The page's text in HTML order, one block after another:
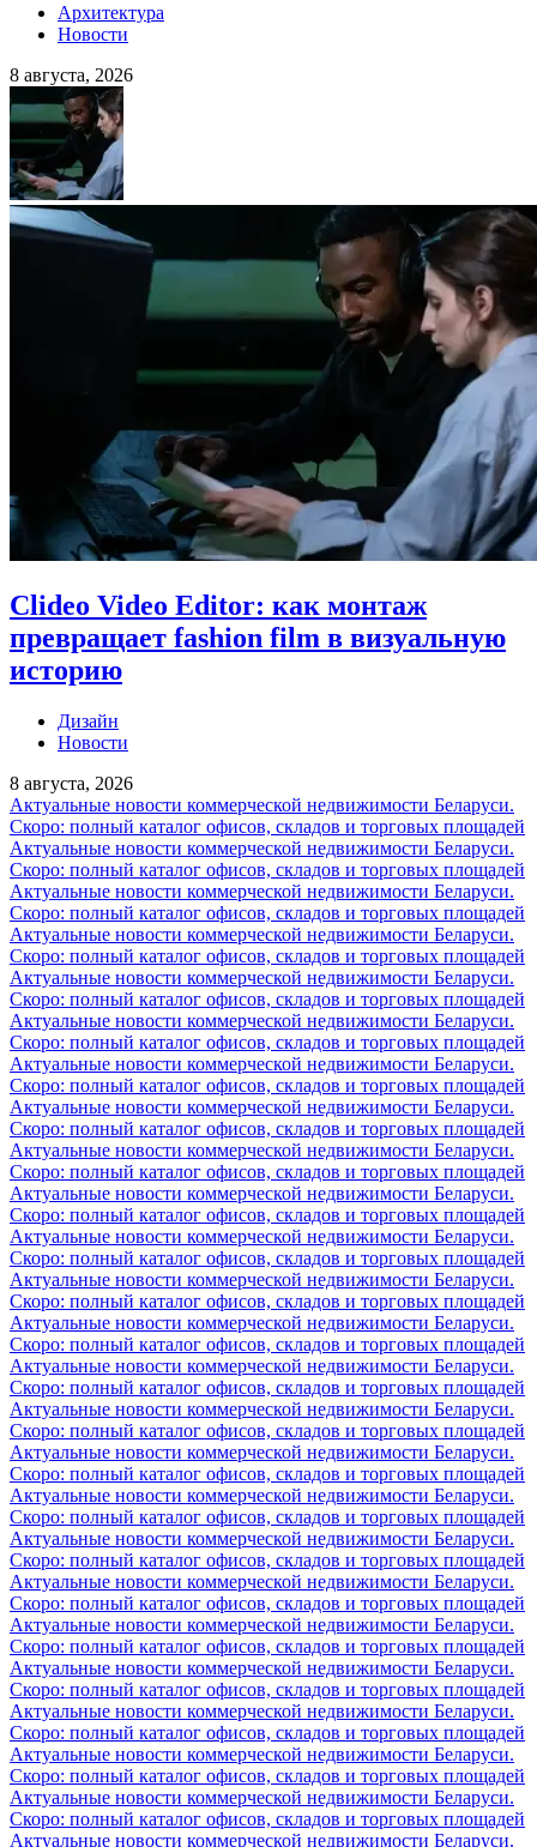
Архитектура
Новости
8 августа, 2026
Clideo Video Editor: как монтаж
превращает fashion film в визуальную
историю
Дизайн
Новости
8 августа, 2026
Актуальные новости коммерческой недвижимости Беларуси.
Скоро: полный каталог офисов, складов и торговых площадей
Актуальные новости коммерческой недвижимости Беларуси.
Скоро: полный каталог офисов, складов и торговых площадей
Актуальные новости коммерческой недвижимости Беларуси.
Скоро: полный каталог офисов, складов и торговых площадей
Актуальные новости коммерческой недвижимости Беларуси.
Скоро: полный каталог офисов, складов и торговых площадей
Актуальные новости коммерческой недвижимости Беларуси.
Скоро: полный каталог офисов, складов и торговых площадей
Актуальные новости коммерческой недвижимости Беларуси.
Скоро: полный каталог офисов, складов и торговых площадей
Актуальные новости коммерческой недвижимости Беларуси.
Скоро: полный каталог офисов, складов и торговых площадей
Актуальные новости коммерческой недвижимости Беларуси.
Скоро: полный каталог офисов, складов и торговых площадей
Актуальные новости коммерческой недвижимости Беларуси.
Скоро: полный каталог офисов, складов и торговых площадей
Актуальные новости коммерческой недвижимости Беларуси.
Скоро: полный каталог офисов, складов и торговых площадей
Актуальные новости коммерческой недвижимости Беларуси.
Скоро: полный каталог офисов, складов и торговых площадей
Актуальные новости коммерческой недвижимости Беларуси.
Скоро: полный каталог офисов, складов и торговых площадей
Актуальные новости коммерческой недвижимости Беларуси.
Скоро: полный каталог офисов, складов и торговых площадей
Актуальные новости коммерческой недвижимости Беларуси.
Скоро: полный каталог офисов, складов и торговых площадей
Актуальные новости коммерческой недвижимости Беларуси.
Скоро: полный каталог офисов, складов и торговых площадей
Актуальные новости коммерческой недвижимости Беларуси.
Скоро: полный каталог офисов, складов и торговых площадей
Актуальные новости коммерческой недвижимости Беларуси.
Скоро: полный каталог офисов, складов и торговых площадей
Актуальные новости коммерческой недвижимости Беларуси.
Скоро: полный каталог офисов, складов и торговых площадей
Актуальные новости коммерческой недвижимости Беларуси.
Скоро: полный каталог офисов, складов и торговых площадей
Актуальные новости коммерческой недвижимости Беларуси.
Скоро: полный каталог офисов, складов и торговых площадей
Актуальные новости коммерческой недвижимости Беларуси.
Скоро: полный каталог офисов, складов и торговых площадей
Актуальные новости коммерческой недвижимости Беларуси.
Скоро: полный каталог офисов, складов и торговых площадей
Актуальные новости коммерческой недвижимости Беларуси.
Скоро: полный каталог офисов, складов и торговых площадей
Актуальные новости коммерческой недвижимости Беларуси.
Скоро: полный каталог офисов, складов и торговых площадей
Актуальные новости коммерческой недвижимости Беларуси.